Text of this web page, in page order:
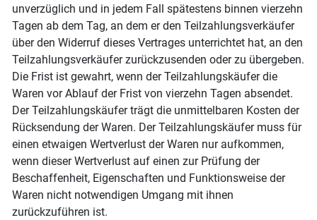
unverzüglich und in jedem Fall spätestens binnen vierzehn
Tagen ab dem Tag, an dem er den Teilzahlungsverkäufer
über den Widerruf dieses Vertrages unterrichtet hat, an den
Teilzahlungsverkäufer zurückzusenden oder zu übergeben.
Die Frist ist gewahrt, wenn der Teilzahlungskäufer die
Waren vor Ablauf der Frist von vierzehn Tagen absendet.
Der Teilzahlungskäufer trägt die unmittelbaren Kosten der
Rücksendung der Waren. Der Teilzahlungskäufer muss für
einen etwaigen Wertverlust der Waren nur aufkommen,
wenn dieser Wertverlust auf einen zur Prüfung der
Beschaffenheit, Eigenschaften und Funktionsweise der
Waren nicht notwendigen Umgang mit ihnen
zurückzuführen ist.